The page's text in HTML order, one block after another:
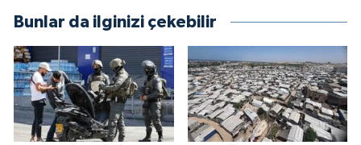
Bunlar da ilginizi çekebilir